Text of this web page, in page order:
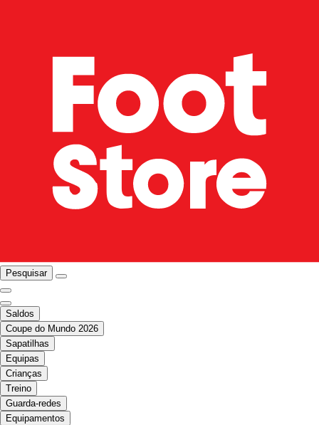
Pesquisar
Saldos
Coupe do Mundo 2026
Sapatilhas
Equipas
Crianças
Treino
Guarda-redes
Equipamentos